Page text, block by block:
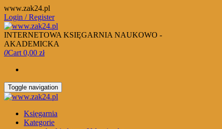
Skip
to
the
content
www.zak24.pl
Login / Register
INTERNETOWA KSIĘGARNIA NAUKOWO -
AKADEMICKA
0Cart 0,00 zł
Toggle navigation
Księgarnia
Kategorie